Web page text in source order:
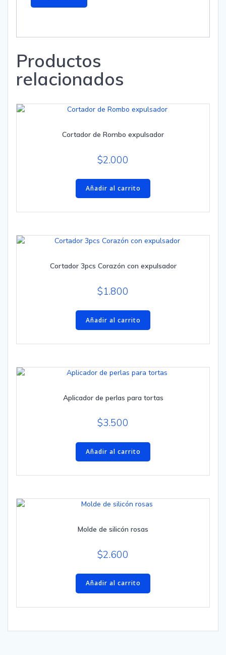
Productos
relacionados
Cortador de Rombo expulsador
$2.000
Añadir al carrito
Cortador 3pcs Corazón con expulsador
$1.800
Añadir al carrito
Aplicador de perlas para tortas
$3.500
Añadir al carrito
Molde de silicón rosas
$2.600
Añadir al carrito